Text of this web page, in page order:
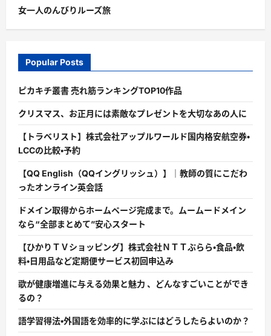
女一人のんびりルーズ旅
Popular Posts
ピカキチ叢書 売れ筋ランキングTOP10作品
クリスマス、お正月には素敵なプレゼントを大切なあの人に
【トラベリスト】株式会社アップルワールド国内格安航空券・
LCCの比較・予約
【QQ English（QQイングリッシュ）】｜教師の質にこだわ
ったオンライン英会話
ドメイン取得からホームページ完成まで。ムームードメイン
なら“全部まとめて”安心スタート
【ひかりＴＶショッピング】株式会社ＮＴＴぷらら・食品・飲
料・日用品など定期便サービス初回申込み
歌が健康増進に与える効果と魅力 、どんなすごいことができ
るの？
語学習得法・外国語を効率的に学ぶにはどうしたらよいのか？